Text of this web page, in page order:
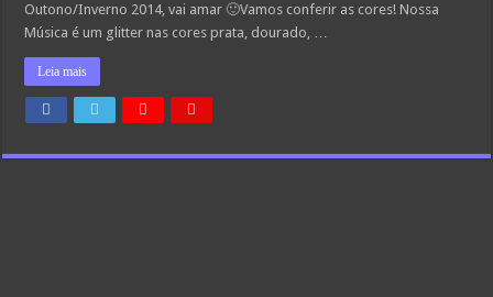
Outono/Inverno 2014, vai amar 🙂Vamos conferir as cores! Nossa
Música é um glitter nas cores prata, dourado, …
Leia mais